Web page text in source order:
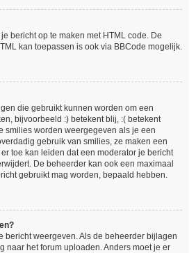
bericht op te maken met HTML code. De
kan toepassen is ook via BBCode mogelijk.
die gebruikt kunnen worden om een
bijvoorbeeld :) betekent blij, :( betekent
smilies worden weergegeven als je een
gebruik van smilies, ze maken een
toe kan leiden dat een moderator je bericht
De beheerder kan ook een maximaal
gebruikt mag worden, bepaald hebben.
bericht weergeven. Als de beheerder bijlagen
naar het forum uploaden. Anders moet je er